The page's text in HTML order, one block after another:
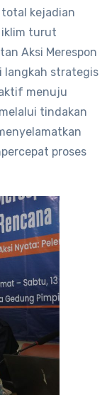
kejadian
iklim turut
Aksi Merespon
langkah strategis
menuju
tindakan
proses